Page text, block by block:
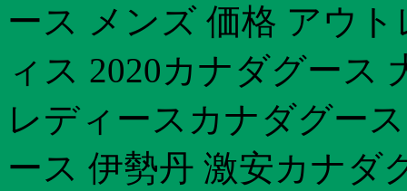
ース メンズ 価格 アウ
ィス 2020カナダグース
レディースカナダグー
ース 伊勢丹 激安カナダ